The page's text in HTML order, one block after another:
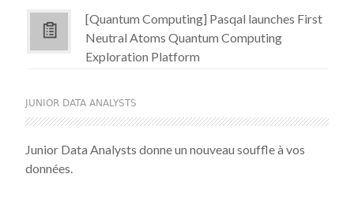
[Quantum Computing] Pasqal launches First
Neutral Atoms Quantum Computing
Exploration Platform
JUNIOR DATA ANALYSTS
Junior Data Analysts donne un nouveau souffle à vos
données.